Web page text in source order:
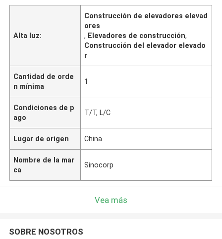
Alta luz:
Construcción de elevadores elevad
ores
, Elevadores de construcción,
Construcción del elevador elevado
r
Cantidad de orde
n mínima
1
Condiciones de p
ago
T/T, L/C
Lugar de origen China.
Nombre de la mar
ca
Sinocorp
Vea más
SOBRE NOSOTROS